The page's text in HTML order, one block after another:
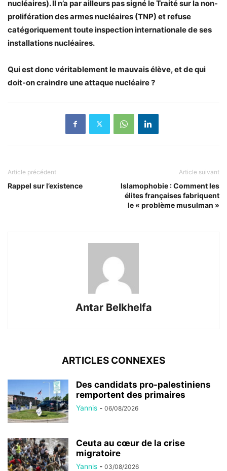
nucléaires). Il n’a par ailleurs pas signé le Traité sur la non-
prolifération des armes nucléaires (TNP) et refuse
catégoriquement toute inspection internationale de ses
installations nucléaires.
Qui est donc véritablement le mauvais élève, et de qui
doit-on craindre une attaque nucléaire ?
Article précédent
Rappel sur l’existence
Article suivant
Islamophobie : Comment les
élites françaises fabriquent
le « problème musulman »
Antar Belkhelfa
ARTICLES CONNEXES
Des candidats pro-palestiniens
remportent des primaires
Yannis - 06/08/2026
Ceuta au cœur de la crise
migratoire
Yannis - 03/08/2026